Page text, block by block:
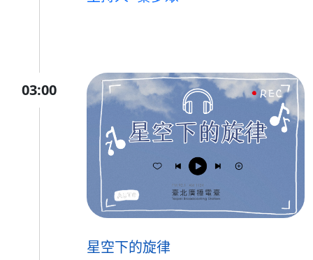
03:00
星空下的旋律